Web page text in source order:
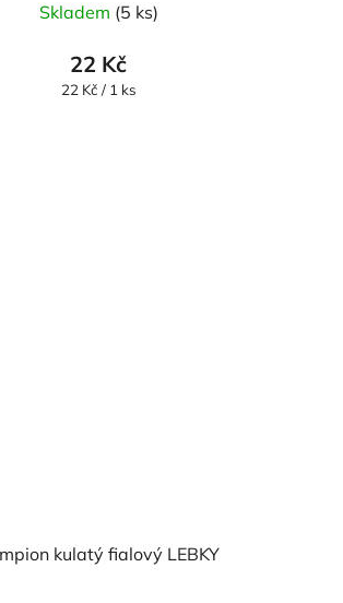
Skladem (5 ks)
22 Kč
Měrná
22 Kč / 1 ks
kulatý fialový LEBKY